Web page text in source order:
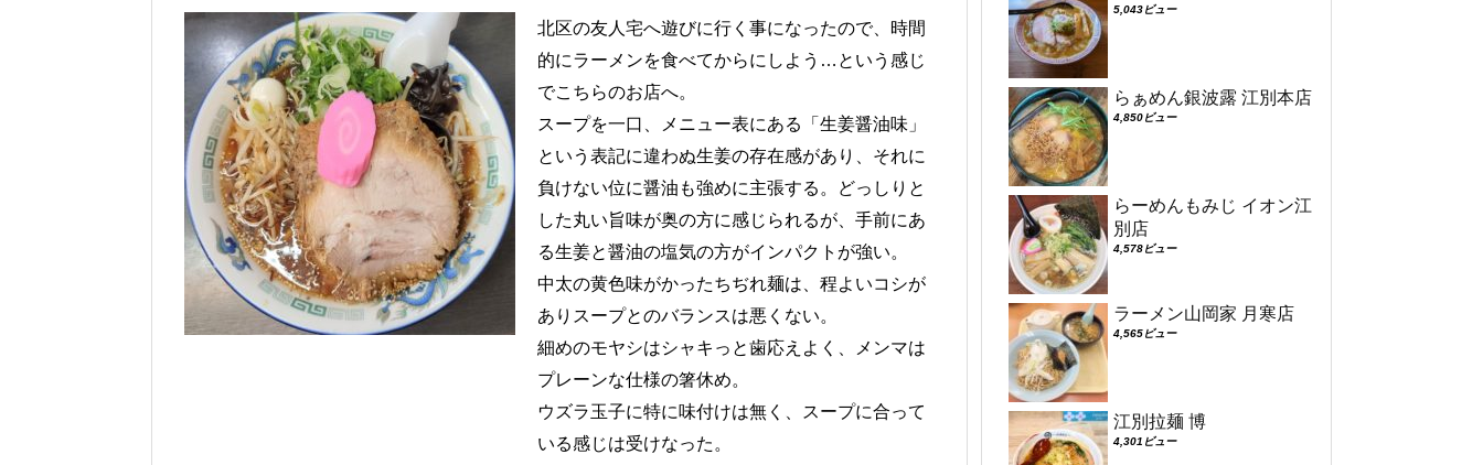
北区の友人宅へ遊びに行く事になったので、時間
的にラーメンを食べてからにしよう…という感じ
でこちらのお店へ。
スープを一口、メニュー表にある「生姜醤油味」
という表記に違わぬ生姜の存在感があり、それに
負けない位に醤油も強めに主張する。どっしりと
した丸い旨味が奥の方に感じられるが、手前にあ
る生姜と醤油の塩気の方がインパクトが強い。
中太の黄色味がかったちぢれ麺は、程よいコシが
ありスープとのバランスは悪くない。
細めのモヤシはシャキっと歯応えよく、メンマは
プレーンな仕様の箸休め。
ウズラ玉子に特に味付けは無く、スープに合って
いる感じは受けなった。
5,043ビュー
らぁめん銀波露 江別本店
4,850ビュー
らーめんもみじ イオン江
別店
4,578ビュー
ラーメン山岡家 月寒店
4,565ビュー
江別拉麺 博
4,301ビュー